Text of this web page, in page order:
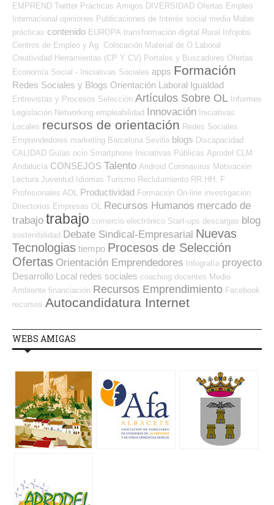
EMPREND Twitter Prácticas Amigos DIVERSIDAD Ofertas Empleo
Internacional opiniones Publicaciones de Interés social media Malas
prácticas contenido EUROPA transformación digital Rural Infojobs
Centros de Empleo y Ag. Colocación Material de O.Laboral
Creatividad Herramientas (CP Y CV) Portales y Buscadores Ofertas
Economía Social - Iniciativas Sociales apps Formación
Redes Sociales y Blogs Orientación Laboral Igualdad
Entrevistas y Procesos Selección Artículos Sobre OL Informes
Legislación Networking empleabilidad Innovación Iniciativas
Locales recursos de orientación Redes Sociales
Emprendedores marketing Barcelona Sevilla blogs Discapacidad
CALIDAD Guías ocio Smartphone Iniciativas Públicas Aprodel CLM
Andalucía CONSEJOS Talento Android Coronavirus Motivación
Lectura Juventud Idiomas Turismo Reclutamiento RR.HH.
F
Profesionales ADL
Productividad Formación On-line investigación
Directorios Empresas OL
Recursos Humanos mercado de
trabajo trabajo comercio electrónico Start-ups descargas blog
sostenibilidad Debate Sindical-Empresarial Nuevas
Tecnologias tiempo Procesos de Selección
Ofertas Orientación Emprendedores Infografía proyecto
Desarrollo Local redes sociales coaching docentes Medio
Ambiente financiación Recursos Emprendimiento Facebook
recursos Autocandidatura Internet
WEBS AMIGAS